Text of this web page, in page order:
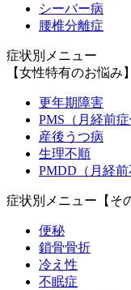
シーバー病
腰椎分離症
症状別メニュー
【女性特有のお悩み】
更年期障害
PMS（月経前症
産後うつ病
生理不順
PMDD（月経前
症状別メニュー【そ
便秘
鎖骨骨折
冷え性
不眠症